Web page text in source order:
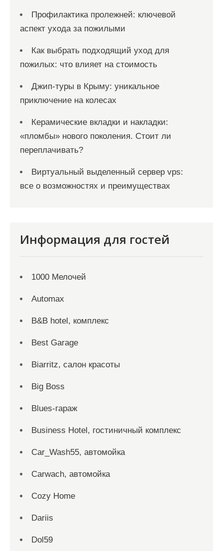
Профилактика пролежней: ключевой
аспект ухода за пожилыми
Как выбрать подходящий уход для
пожилых: что влияет на стоимость
Джип-туры в Крыму: уникальное
приключение на колесах
Керамические вкладки и накладки:
«пломбы» нового поколения. Стоит ли
переплачивать?
Виртуальный выделенный сервер vps:
все о возможностях и преимуществах
Информация для гостей
1000 Мелочей
Automax
B&B hotel, комплекс
Best Garage
Biarritz, салон красоты
Big Boss
Blues-гараж
Business Hotel, гостиничный комплекс
Car_Wash55, автомойка
Carwach, автомойка
Cozy Home
Dariis
Dol59